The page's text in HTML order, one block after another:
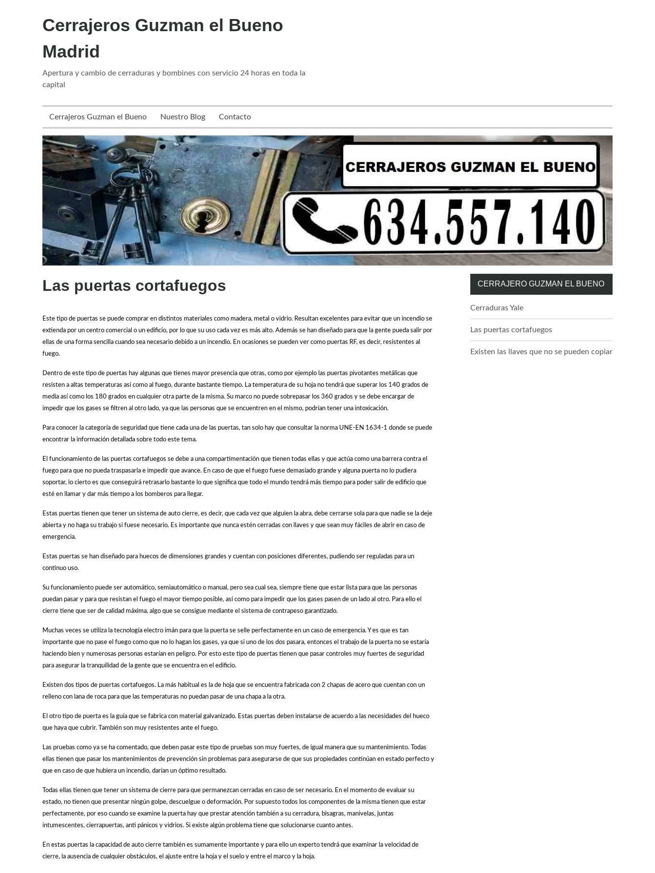
Cerrajeros Guzman el Bueno
Madrid
Apertura y cambio de cerraduras y bombines con servicio 24 horas en toda la
capital
Cerrajeros Guzman el Bueno Nuestro Blog Contacto
Las puertas cortafuegos
Este tipo de puertas se puede comprar en distintos materiales como madera, metal o vidrio. Resultan excelentes para evitar que un incendio se
extienda por un centro comercial o un edificio, por lo que su uso cada vez es más alto. Además se han diseñado para que la gente pueda salir por
ellas de una forma sencilla cuando sea necesario debido a un incendio. En ocasiones se pueden ver como puertas RF, es decir, resistentes al
fuego.
Dentro de este tipo de puertas hay algunas que tienes mayor presencia que otras, como por ejemplo las puertas pivotantes metálicas que
resisten a altas temperaturas así como al fuego, durante bastante tiempo. La temperatura de su hoja no tendrá que superar los 140 grados de
media así como los 180 grados en cualquier otra parte de la misma. Su marco no puede sobrepasar los 360 grados y se debe encargar de
impedir que los gases se filtren al otro lado, ya que las personas que se encuentren en el mismo, podrían tener una intoxicación.
Para conocer la categoría de seguridad que tiene cada una de las puertas, tan solo hay que consultar la norma UNE-EN 1634-1 donde se puede
encontrar la información detallada sobre todo este tema.
El funcionamiento de las puertas cortafuegos se debe a una compartimentación que tienen todas ellas y que actúa como una barrera contra el
fuego para que no pueda traspasarla e impedir que avance. En caso de que el fuego fuese demasiado grande y alguna puerta no lo pudiera
soportar, lo cierto es que conseguirá retrasarlo bastante lo que significa que todo el mundo tendrá más tiempo para poder salir de edificio que
esté en llamar y dar más tiempo a los bomberos para llegar.
Estas puertas tienen que tener un sistema de auto cierre, es decir, que cada vez que alguien la abra, debe cerrarse sola para que nadie se la deje
abierta y no haga su trabajo si fuese necesario. Es importante que nunca estén cerradas con llaves y que sean muy fáciles de abrir en caso de
emergencia.
Estas puertas se han diseñado para huecos de dimensiones grandes y cuentan con posiciones diferentes, pudiendo ser reguladas para un
continuo uso.
Su funcionamiento puede ser automático, semiautomático o manual, pero sea cual sea, siempre tiene que estar lista para que las personas
puedan pasar y para que resistan el fuego el mayor tiempo posible, así como para impedir que los gases pasen de un lado al otro. Para ello el
cierre tiene que ser de calidad máxima, algo que se consigue mediante el sistema de contrapeso garantizado.
Muchas veces se utiliza la tecnología electro imán para que la puerta se selle perfectamente en un caso de emergencia. Y es que es tan
importante que no pase el fuego como que no lo hagan los gases, ya que si uno de los dos pasara, entonces el trabajo de la puerta no se estaría
haciendo bien y numerosas personas estarían en peligro. Por esto este tipo de puertas tienen que pasar controles muy fuertes de seguridad
para asegurar la tranquilidad de la gente que se encuentra en el edificio.
Existen dos tipos de puertas cortafuegos. La más habitual es la de hoja que se encuentra fabricada con 2 chapas de acero que cuentan con un
relleno con lana de roca para que las temperaturas no puedan pasar de una chapa a la otra.
El otro tipo de puerta es la guía que se fabrica con material galvanizado. Estas puertas deben instalarse de acuerdo a las necesidades del hueco
que haya que cubrir. También son muy resistentes ante el fuego.
Las pruebas como ya se ha comentado, que deben pasar este tipo de pruebas son muy fuertes, de igual manera que su mantenimiento. Todas
ellas tienen que pasar los mantenimientos de prevención sin problemas para asegurarse de que sus propiedades continúan en estado perfecto y
que en caso de que hubiera un incendio, darían un óptimo resultado.
Todas ellas tienen que tener un sistema de cierre para que permanezcan cerradas en caso de ser necesario. En el momento de evaluar su
estado, no tienen que presentar ningún golpe, descuelgue o deformación. Por supuesto todos los componentes de la misma tienen que estar
perfectamente, por eso cuando se examine la puerta hay que prestar atención también a su cerradura, bisagras, manivelas, juntas
intumescentes, cierrapuertas, anti pánicos y vidrios. Si existe algún problema tiene que solucionarse cuanto antes.
En estas puertas la capacidad de auto cierre también es sumamente importante y para ello un experto tendrá que examinar la velocidad de
cierre, la ausencia de cualquier obstáculos, el ajuste entre la hoja y el suelo y entre el marco y la hoja.
CERRAJERO GUZMAN EL BUENO
Cerraduras Yale
Las puertas cortafuegos
Existen las llaves que no se pueden copiar